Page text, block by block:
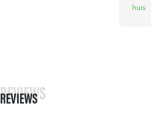
huis
REVIEWS
REVIEWS